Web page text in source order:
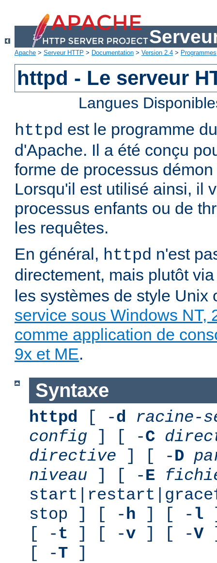
Apache > Serveur HTTP > Documentation > Version 2.4 > Programmes
httpd - Le serveur
Langues
httpd est le programme
d'Apache. Il a été conçu
forme de processus
Lorsqu'il est utilisé ainsi, il
processus enfants ou de
les requêtes.
En général, httpd n'est
directement, mais plutôt
les systèmes de style Unix
service sous Windows NT,
comme application de
9x et ME.
Syntaxe
httpd [ -d
racine-
config ] [ -C
directive ] [ -D
niveau ] [ -E
stop ] [ -h ] [ - l
[ -t ] [ -v ] [ -V
[ -T ]